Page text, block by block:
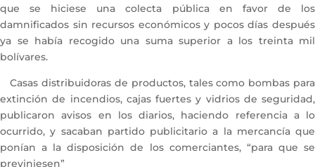
que se hiciese una colecta pública en favor de los
damnificados sin recursos económicos y pocos días después
ya se había recogido una suma superior a los treinta mil
bolívares.
Casas distribuidoras de productos, tales como bombas para
extinción de incendios, cajas fuertes y vidrios de seguridad,
publicaron avisos en los diarios, haciendo referencia a lo
ocurrido, y sacaban partido publicitario a la mercancía que
ponían a la disposición de los comerciantes, “para que se
previniesen”